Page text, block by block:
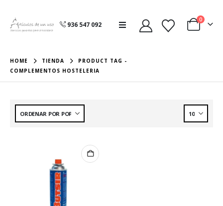
936 547 092
0
HOME TIENDA
PRODUCT TAG -
COMPLEMENTOS HOSTELERIA